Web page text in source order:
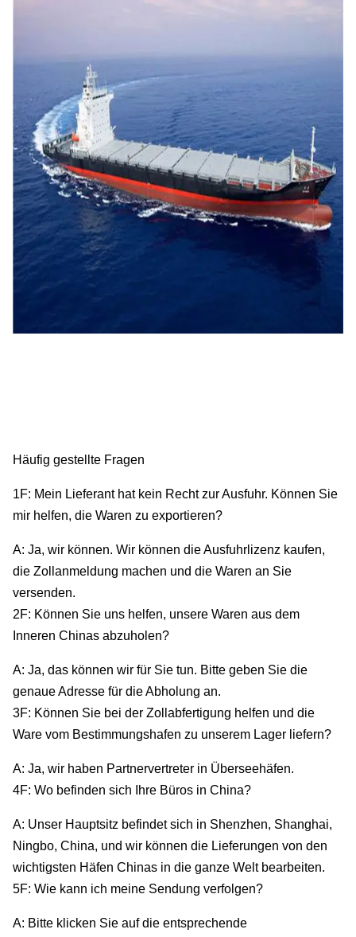
Häufig gestellte Fragen
1F: Mein Lieferant hat kein Recht zur Ausfuhr. Können Sie
mir helfen, die Waren zu exportieren?
A: Ja, wir können. Wir können die Ausfuhrlizenz kaufen,
die Zollanmeldung machen und die Waren an Sie
versenden.
2F: Können Sie uns helfen, unsere Waren aus dem
Inneren Chinas abzuholen?
A: Ja, das können wir für Sie tun. Bitte geben Sie die
genaue Adresse für die Abholung an.
3F: Können Sie bei der Zollabfertigung helfen und die
Ware vom Bestimmungshafen zu unserem Lager liefern?
A: Ja, wir haben Partnervertreter in Überseehäfen.
4F: Wo befinden sich Ihre Büros in China?
A: Unser Hauptsitz befindet sich in Shenzhen, Shanghai,
Ningbo, China, und wir können die Lieferungen von den
wichtigsten Häfen Chinas in die ganze Welt bearbeiten.
5F: Wie kann ich meine Sendung verfolgen?
A: Bitte klicken Sie auf die entsprechende